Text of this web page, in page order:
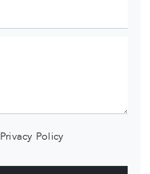
Privacy Policy